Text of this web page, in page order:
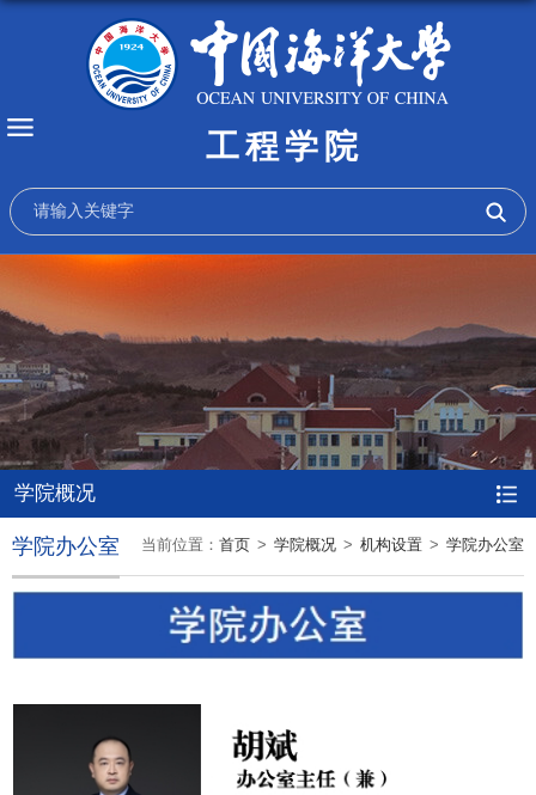
工程学院
学院概况
当前位置： 首页 > 学院概况 > 机构设置 > 学院办公室
学院办公室